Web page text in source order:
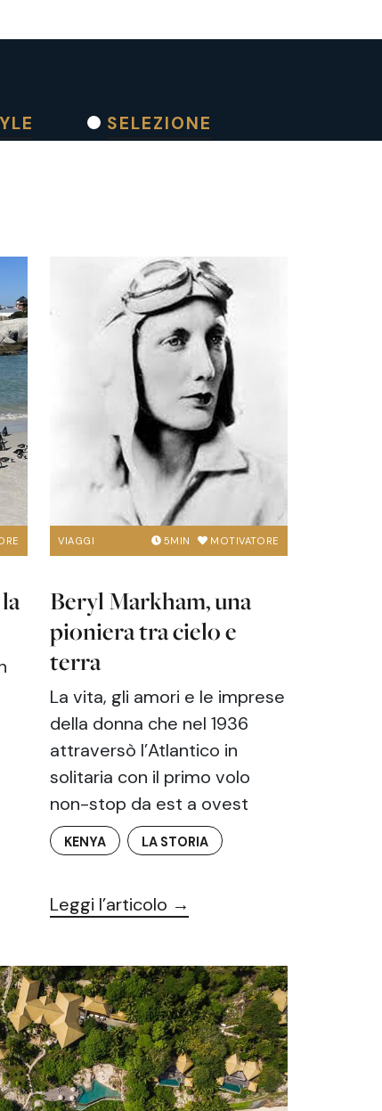
SELEZIONE
VIAGGI 5MIN MOTIVATORE
Beryl Markham, una
pioniera tra cielo e
terra
La vita, gli amori e le imprese
della donna che nel 1936
attraversò l’Atlantico in
solitaria con il primo volo
non-stop da est a ovest
KENYA LA STORIA
Leggi l’articolo →